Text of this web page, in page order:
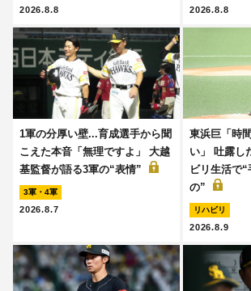
2026.8.8 2026.8.8
1軍の分厚い壁...育成選手から聞
こえた本音「無理ですよ」 大越
基監督が語る3軍の“表情”
3軍・4軍
2026.8.7
東浜巨「時
い」 吐露し
ビリ生活で
の”
リハビリ
2026.8.9